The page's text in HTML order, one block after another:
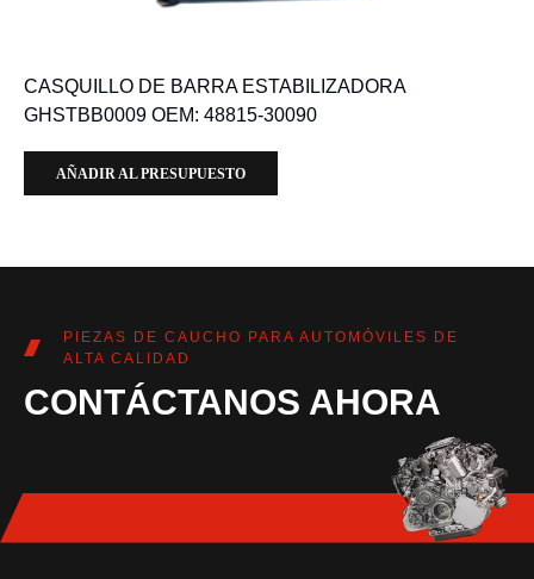
CASQUILLO DE BARRA ESTABILIZADORA
GHSTBB0009 OEM: 48815-30090
AÑADIR AL PRESUPUESTO
PIEZAS DE CAUCHO PARA AUTOMÓVILES DE
ALTA CALIDAD
CONTÁCTANOS AHORA